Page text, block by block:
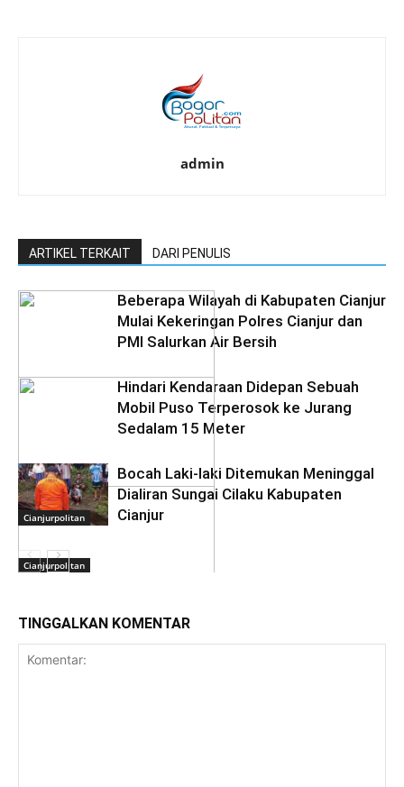
admin
ARTIKEL TERKAIT DARI PENULIS
Cianjurpolitan
Beberapa Wilayah di Kabupaten Cianjur
Mulai Kekeringan Polres Cianjur dan
PMI Salurkan Air Bersih
Cianjurpolitan
Hindari Kendaraan Didepan Sebuah
Mobil Puso Terperosok ke Jurang
Sedalam 15 Meter
Cianjurpolitan
Bocah Laki-laki Ditemukan Meninggal
Dialiran Sungai Cilaku Kabupaten
Cianjur
TINGGALKAN KOMENTAR